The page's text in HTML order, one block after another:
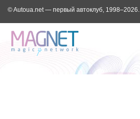
© Autoua.net — первый автоклуб, 1998–2026.